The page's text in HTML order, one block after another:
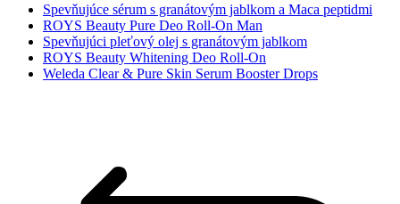
Spevňujúce sérum s granátovým jablkom a Maca peptidmi
ROYS Beauty Pure Deo Roll-On Man
Spevňujúci pleťový olej s granátovým jablkom
ROYS Beauty Whitening Deo Roll-On
Weleda Clear & Pure Skin Serum Booster Drops